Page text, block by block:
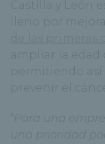
Castilla y León
lleno por
de las
ampliar la edad
permitiendo así
prevenir el
Para una
una prioridad